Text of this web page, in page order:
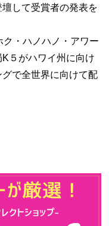
して受賞者の発表を
・ハノハノ・アワー
５がハワイ州に向け
で全世界に向けて配